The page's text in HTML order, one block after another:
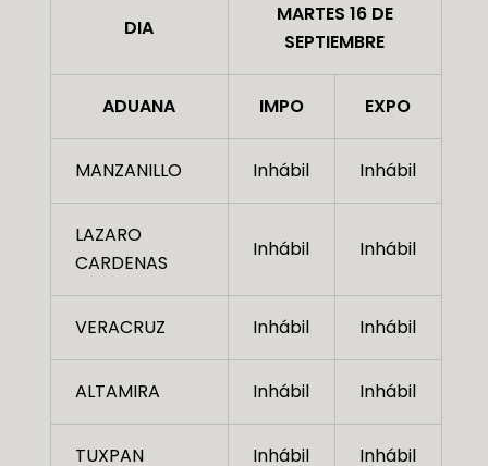
DIA
MARTES 16 DE
SEPTIEMBRE
ADUANA IMPO EXPO
MANZANILLO Inhábil Inhábil
LAZARO
CARDENAS
Inhábil Inhábil
VERACRUZ Inhábil Inhábil
ALTAMIRA Inhábil Inhábil
TUXPAN Inhábil Inhábil